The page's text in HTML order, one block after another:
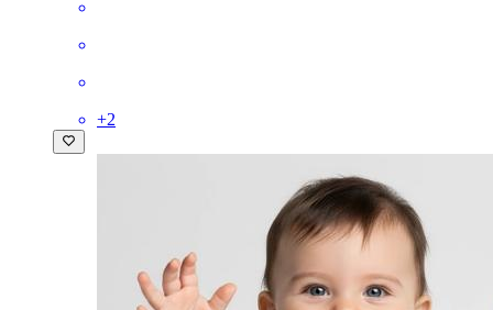
+2